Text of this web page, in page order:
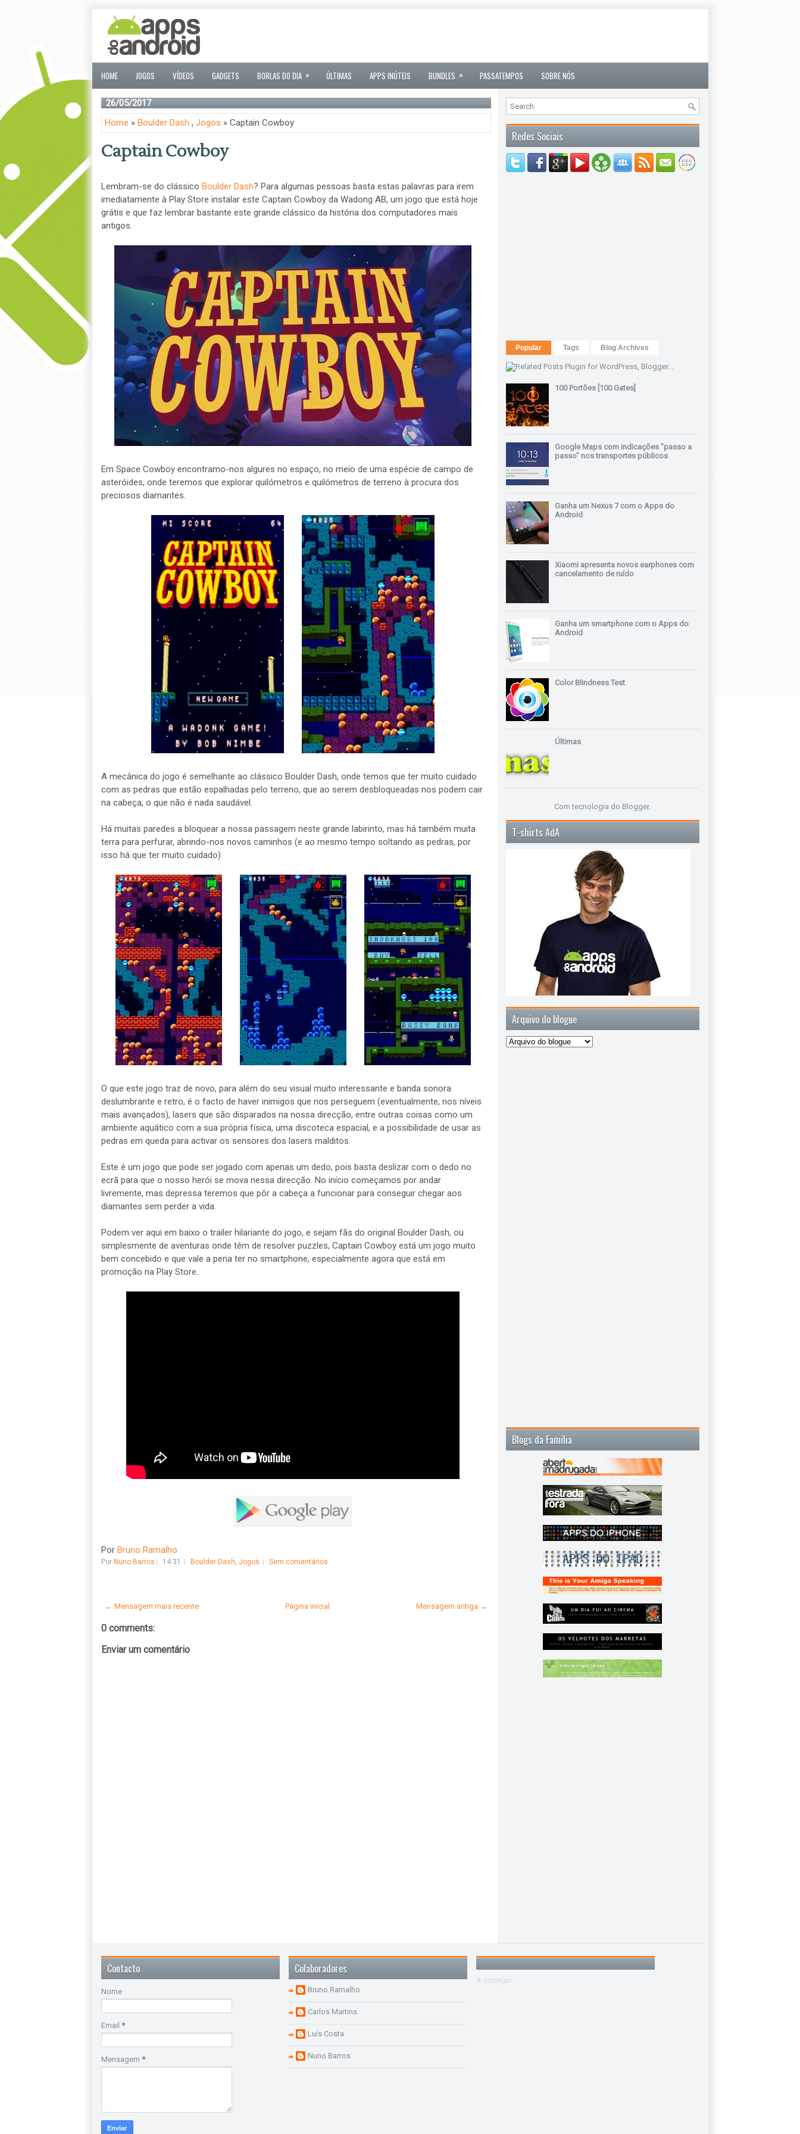
HOME JOGOS VÍDEOS GADGETS BORLAS DO DIA » ÚLTIMAS APPS INÚTEIS BUNDLES » PASSATEMPOS SOBRE NÓS
26/05/2017
Home » Boulder Dash , Jogos » Captain Cowboy
Captain Cowboy
Lembram-se do clássico Boulder Dash? Para algumas pessoas basta estas palavras para irem
imediatamente à Play Store instalar este Captain Cowboy da Wadong AB, um jogo que está hoje
grátis e que faz lembrar bastante este grande clássico da história dos computadores mais
antigos.
Em Space Cowboy encontramo-nos algures no espaço, no meio de uma espécie de campo de
asteróides, onde teremos que explorar quilómetros e quilómetros de terreno à procura dos
preciosos diamantes.
A mecânica do jogo é semelhante ao clássico Boulder Dash, onde temos que ter muito cuidado
com as pedras que estão espalhadas pelo terreno, que ao serem desbloqueadas nos podem cair
na cabeça, o que não é nada saudável.
Há muitas paredes a bloquear a nossa passagem neste grande labirinto, mas há também muita
terra para perfurar, abrindo-nos novos caminhos (e ao mesmo tempo soltando as pedras, por
isso há que ter muito cuidado).
O que este jogo traz de novo, para além do seu visual muito interessante e banda sonora
deslumbrante e retro, é o facto de haver inimigos que nos perseguem (eventualmente, nos níveis
mais avançados), lasers que são disparados na nossa direcção, entre outras coisas como um
ambiente aquático com a sua própria física, uma discoteca espacial, e a possibilidade de usar as
pedras em queda para activar os sensores dos lasers malditos.
Este é um jogo que pode ser jogado com apenas um dedo, pois basta deslizar com o dedo no
ecrã para que o nosso herói se mova nessa direcção. No início começamos por andar
livremente, mas depressa teremos que pôr a cabeça a funcionar para conseguir chegar aos
diamantes sem perder a vida.
Podem ver aqui em baixo o trailer hilariante do jogo, e sejam fãs do original Boulder Dash, ou
simplesmente de aventuras onde têm de resolver puzzles, Captain Cowboy está um jogo muito
bem concebido e que vale a pena ter no smartphone, especialmente agora que está em
promoção na Play Store.
Por Bruno Ramalho
Por Nuno Barros 14:31 Boulder Dash, Jogos Sem comentários
← Mensagem mais recente Mensagem antiga →
Página inicial
0 comments:
Enviar um comentário
Redes Sociais
Popular Tags Blog Archives
100 Portões [100 Gates]
Google Maps com indicações "passo a
passo" nos transportes públicos
Ganha um Nexus 7 com o Apps do
Android
Xiaomi apresenta novos earphones com
cancelamento de ruído
Ganha um smartphone com o Apps do
Android
Color Blindness Test
Últimas
Com tecnologia do Blogger.
T-shirts AdA
Arquivo do blogue
Blogs da Família
Contacto
Nome
Email *
Mensagem *
Colaboradores
Bruno Ramalho
Carlos Martins
Luís Costa
Nuno Barros
A carregar...